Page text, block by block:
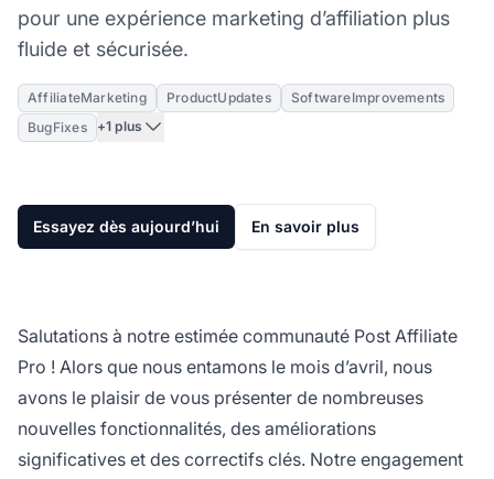
pour une expérience marketing d’affiliation plus
fluide et sécurisée.
AffiliateMarketing ProductUpdates
SoftwareImprovements
BugFixes
+1 plus
Essayez dès aujourd’hui En savoir plus
Salutations à notre estimée communauté Post Affiliate
Pro ! Alors que nous entamons le mois d’avril, nous
avons le plaisir de vous présenter de nombreuses
nouvelles fonctionnalités, des améliorations
significatives et des correctifs clés. Notre engagement